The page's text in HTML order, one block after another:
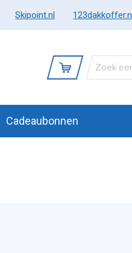
Skipoint.nl 123dakkoffer.nl
Cadeaubonnen